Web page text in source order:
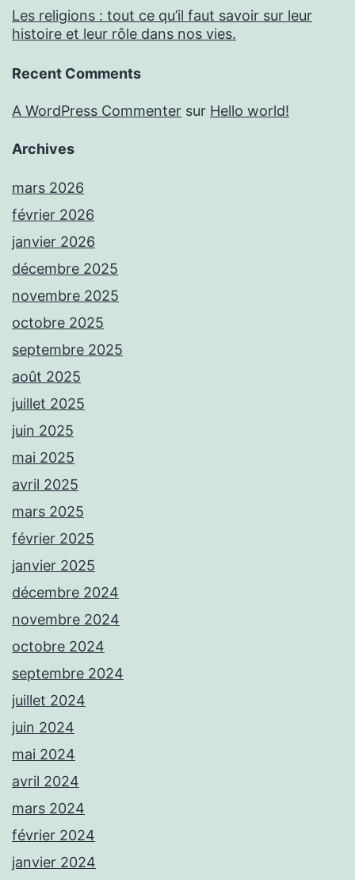
Les religions : tout ce qu’il faut savoir sur leur
histoire et leur rôle dans nos vies.
Recent Comments
A WordPress Commenter sur Hello world!
Archives
mars 2026
février 2026
janvier 2026
décembre 2025
novembre 2025
octobre 2025
septembre 2025
août 2025
juillet 2025
juin 2025
mai 2025
avril 2025
mars 2025
février 2025
janvier 2025
décembre 2024
novembre 2024
octobre 2024
septembre 2024
juillet 2024
juin 2024
mai 2024
avril 2024
mars 2024
février 2024
janvier 2024